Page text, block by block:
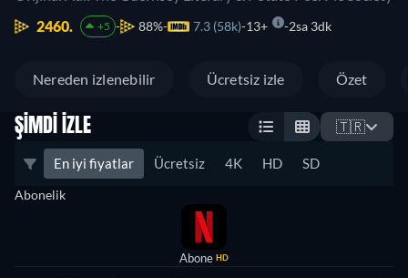
2460.
+5 88% 7.3 (58k) 13+ 2sa 3dk
Nereden izlenebilir Ücretsiz izle Özet
ŞIMDI İZLE 🇹🇷
En iyi fiyatlar Ücretsiz 4K HD SD
Abonelik
Abone HD